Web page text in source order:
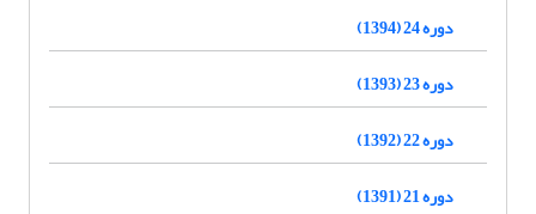
دوره 24 (1394)
دوره 23 (1393)
دوره 22 (1392)
دوره 21 (1391)